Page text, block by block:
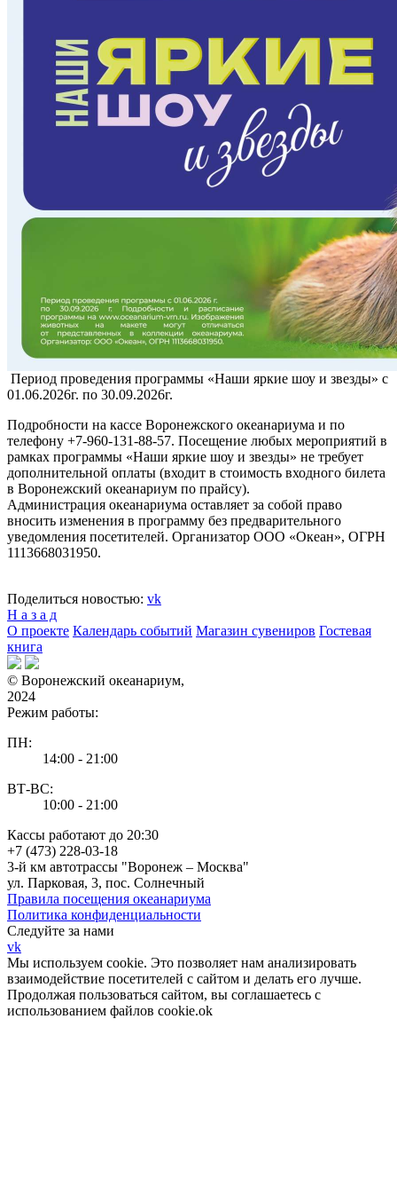
Период проведения программы «Наши яркие шоу и звезды» с
01.06.2026г. по 30.09.2026г.
Подробности на кассе Воронежского океанариума и по
телефону +7-960-131-88-57. Посещение любых мероприятий в
рамках программы «Наши яркие шоу и звезды» не требует
дополнительной оплаты (входит в стоимость входного билета
в Воронежский океанариум по прайсу).
Администрация океанариума оставляет за собой право
вносить изменения в программу без предварительного
уведомления посетителей. Организатор ООО «Океан», ОГРН
1113668031950.
Поделиться новостью: vk
Н а з а д
О проекте Календарь событий Магазин сувениров Гостевая
книга
© Воронежский океанариум,
2024
Режим работы:
ПН:
14:00 - 21:00
ВТ-ВС:
10:00 - 21:00
Кассы работают до 20:30
+7 (473) 228-03-18
3-й км автотрассы "Воронеж – Москва"
ул. Парковая, 3, пос. Солнечный
Правила посещения океанариума
Политика конфиденциальности
Следуйте за нами
vk
Мы используем cookie. Это позволяет нам анализировать
взаимодействие посетителей с сайтом и делать его лучше.
Продолжая пользоваться сайтом, вы соглашаетесь с
использованием файлов cookie.ok